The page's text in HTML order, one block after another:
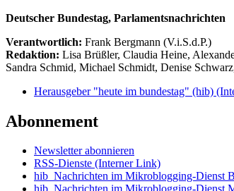
Deutscher Bundestag, Parlamentsnachrichten
Verantwortlich: Frank Bergmann (V.i.S.d.P.)
Redaktion: Lisa Brüßler, Claudia Heine,
Sandra Schmid, Michael Schmidt, Denise
Herausgeber "heute im bundestag" (hib)
Abonnement
Newsletter abonnieren
RSS-Dienste (Interner Link)
hib_Nachrichten im Mikroblogging-Dienst